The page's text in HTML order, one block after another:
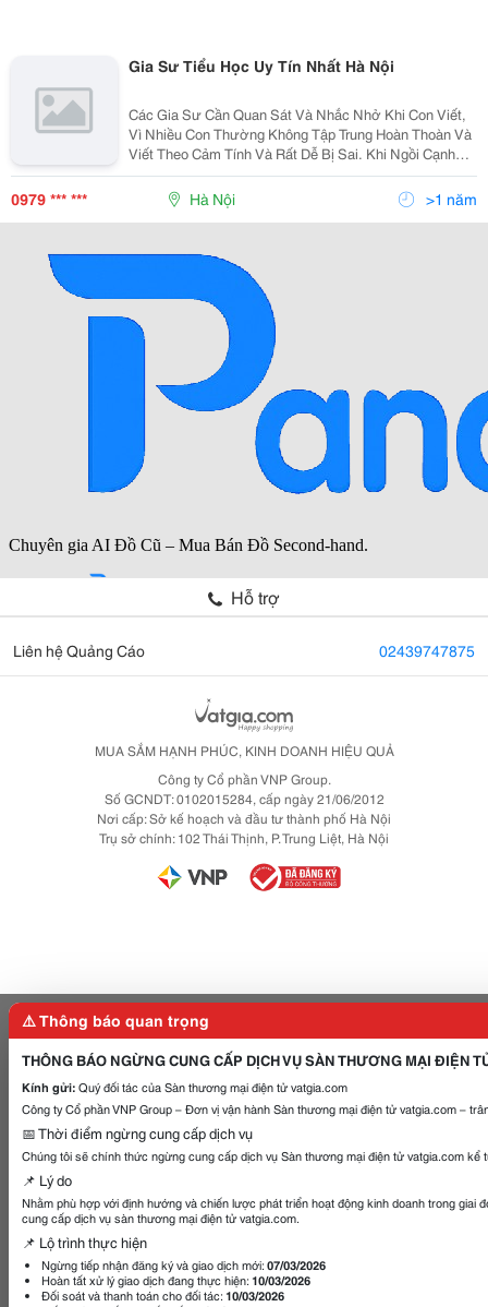
Gia Sư Tiểu Học Uy Tín Nhất Hà Nội
Các Gia Sư Cần Quan Sát Và Nhắc Nhở Khi Con Viết,
Vì Nhiều Con Thường Không Tập Trung Hoàn Thoàn Và
Viết Theo Cảm Tính Và Rất Dễ Bị Sai. Khi Ngồi Cạnh
Con Cũng Cần Nhẹ Nhàng Và Thoải Mát Nhất Có Thể.
Các Bạn Cũng Cho Bé Đọc, Đánh Vần Các Từ Trước
0979 *** *** Hà Nội >1 năm
Hỗ trợ
Liên hệ Quảng Cáo 02439747875
MUA SẮM HẠNH PHÚC, KINH DOANH HIỆU QUẢ
Công ty Cổ phần VNP Group.
Số GCNDT: 0102015284, cấp ngày 21/06/2012
Nơi cấp: Sở kế hoạch và đầu tư thành phố Hà Nội
Trụ sở chính: 102 Thái Thịnh, P. Trung Liệt, Hà Nội
⚠️ Thông báo quan trọng
THÔNG BÁO NGỪNG CUNG CẤP DỊCH VỤ SÀN THƯƠNG MẠI ĐIỆN
Kính gửi:Quý đối tác của Sàn thương mại điện tử vatgia.com
Công ty Cổ phần VNP Group – Đơn vị vận hành Sàn thương mại điện tử vatgia.com –
📅 Thời điểm ngừng cung cấp dịch vụ
Chúng tôi sẽ chính thức ngừng cung cấp dịch vụ Sàn thương mại điện tử vatgia.com kể
📌 Lý do
Nhằm phù hợp với định hướng và chiến lược phát triển hoạt động kinh doanh trong giai
cung cấp dịch vụ sàn thương mại điện tử vatgia.com.
📌 Lộ trình thực hiện
Ngừng tiếp nhận đăng ký và giao dịch mới:07/03/2026
Hoàn tất xử lý giao dịch đang thực hiện: 10/03/2026
Đối soát và thanh toán cho đối tác: 10/03/2026